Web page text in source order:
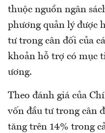
thuộc nguồn ngân
phương quản lý được
tư trong cân đối của
khoản hỗ trợ có mục
ương.
Theo đánh giá của
vốn đầu tư trong cân
tăng trên 14% trong